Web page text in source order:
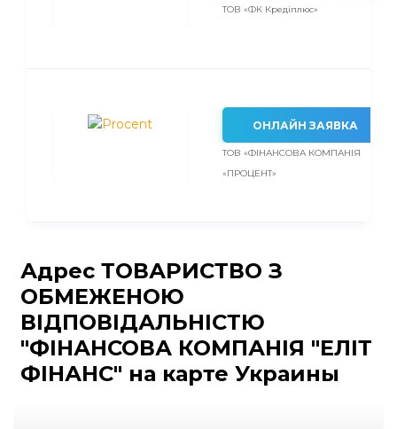
ТОВ «ФК Кредіплюс»
ОНЛАЙН ЗАЯВКА
ТОВ «ФІНАНСОВА КОМПАНІЯ
«ПРОЦЕНТ»
Адрес ТОВАРИСТВО З
ОБМЕЖЕНОЮ
ВІДПОВІДАЛЬНІСТЮ
"ФІНАНСОВА КОМПАНІЯ "ЕЛІТ
ФІНАНС" на карте Украины